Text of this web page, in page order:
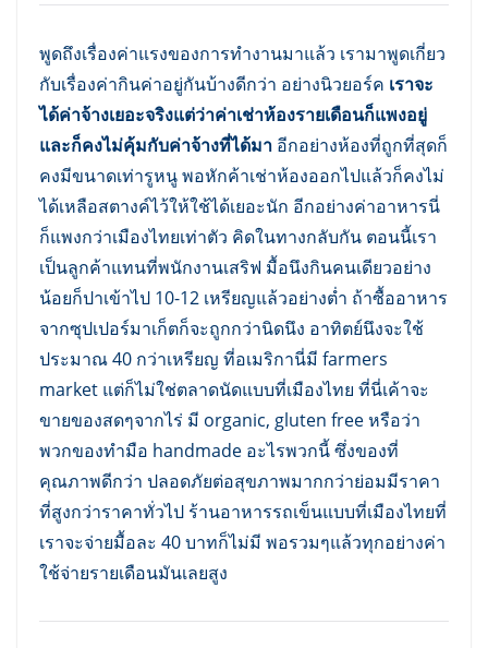
พูดถึงเรื่องค่าแรงของการทำงานมาแล้ว เรามาพูดเกี่ยว
กับเรื่องค่ากินค่าอยู่กันบ้างดีกว่า อย่างนิวยอร์ค เราจะ
ได้ค่าจ้างเยอะจริงแต่ว่าค่าเช่าห้องรายเดือนก็แพงอยู่
และก็คงไม่คุ้มกับค่าจ้างที่ได้มา อีกอย่างห้องที่ถูกที่สุดก็
คงมีขนาดเท่ารูหนู พอหักค้าเช่าห้องออกไปแล้วก็คงไม่
ได้เหลือสตางค์ไว้ให้ใช้ได้เยอะนัก อีกอย่างค่าอาหารนี่
ก็แพงกว่าเมืองไทยเท่าตัว คิดในทางกลับกัน ตอนนี้เรา
เป็นลูกค้าแทนที่พนักงานเสริฟ มื้อนึงกินคนเดียวอย่าง
น้อยก็ปาเข้าไป 10-12 เหรียญแล้วอย่างต่ำ ถ้าซื้ออาหาร
จากซุปเปอร์มาเก็ตก็จะถูกกว่านิดนึง อาทิตย์นึงจะใช้
ประมาณ 40 กว่าเหรียญ ที่อเมริกานี่มี farmers
market แต่ก็ไม่ใช่ตลาดนัดแบบที่เมืองไทย ที่นี่เค้าจะ
ขายของสดๆจากไร่ มี organic, gluten free หรือว่า
พวกของทำมือ handmade อะไรพวกนี้ ซึ่งของที่
คุณภาพดีกว่า ปลอดภัยต่อสุขภาพมากกว่าย่อมมีราคา
ที่สูงกว่าราคาทั่วไป ร้านอาหารรถเข็นแบบที่เมืองไทยที่
เราจะจ่ายมื้อละ 40 บาทก็ไม่มี พอรวมๆแล้วทุกอย่างค่า
ใช้จ่ายรายเดือนมันเลยสูง